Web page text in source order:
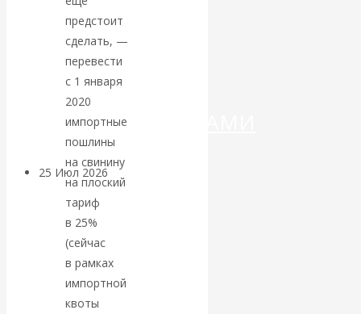
ДЕНЕГ»: КИТАЙ
ВЕДЁТ БОРЬБУ
КРИПТОВАЛЮТАМИ
25 Июл 2026 Геополитика
Валентин
КАтасонов.
Может ли
предстоит
сделать, —
перевести
с 1 января
2020
импортные
пошлины
на свинину
на плоский
тариф
в 25%
(сейчас
в рамках
импортной
квоты